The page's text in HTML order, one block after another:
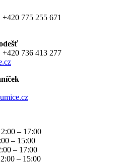
775 255 671
736 413 277
– 17:00
– 15:00
– 17:00
– 15:00